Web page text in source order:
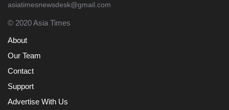
asiatimesnewsdesk@gmail.com
© 2020 Asia Times
About
Our Team
Contact
Support
Advertise With Us